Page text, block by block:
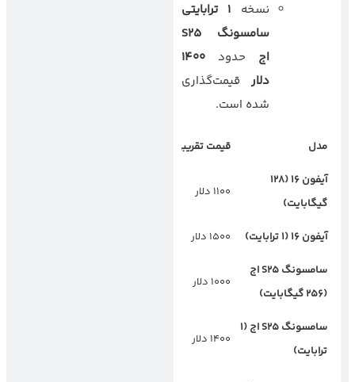
نسخه ۱ ترابایتی
سامسونگ S25
اج حدود۱۴۰۰
دلار قیمت‌گذاری
شده است.
مدل قیمت تقریبی
آیفون ۱۶ (۱۲۸
گیگابایت)
۱۱۰۰ دلار
آیفون ۱۶ (۱ ترابایت) ۱۵۰۰ دلار
سامسونگ
اج
(۲۵۶ گیگابایت)
۱۰۰۰ دلار
سامسونگ اج (۱
ترابایت)
۱۴۰۰ دلار